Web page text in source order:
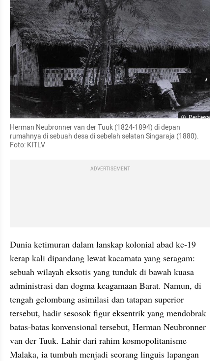
Perbesar
Herman Neubronner van der Tuuk (1824-1894) di depan
rumahnya di sebuah desa di sebelah selatan Singaraja (1880).
Foto: KITLV
ADVERTISEMENT
Dunia ketimuran dalam lanskap kolonial abad ke-19
kerap kali dipandang lewat kacamata yang seragam:
sebuah wilayah eksotis yang tunduk di bawah kuasa
administrasi dan dogma keagamaan Barat. Namun, di
tengah gelombang asimilasi dan tatapan superior
tersebut, hadir sesosok figur eksentrik yang mendobrak
batas-batas konvensional tersebut, Herman Neubronner
van der Tuuk. Lahir dari rahim kosmopolitanisme
Malaka, ia tumbuh menjadi seorang linguis lapangan